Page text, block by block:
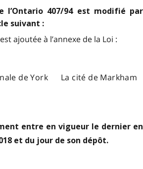
l’Ontario 407/94 est modifié par
suivant :
ajoutée à l’annexe de la Loi :
de York La cité de Markham
entre en vigueur le dernier en
et du jour de son dépôt.